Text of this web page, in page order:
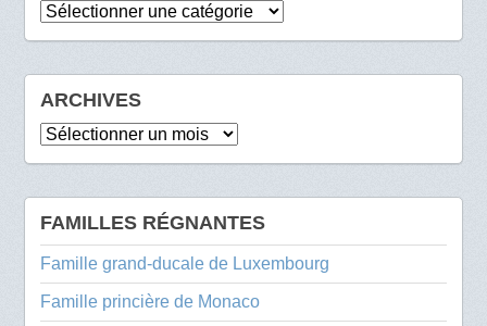
Catégories
ARCHIVES
Archives
FAMILLES RÉGNANTES
Famille grand-ducale de Luxembourg
Famille princière de Monaco